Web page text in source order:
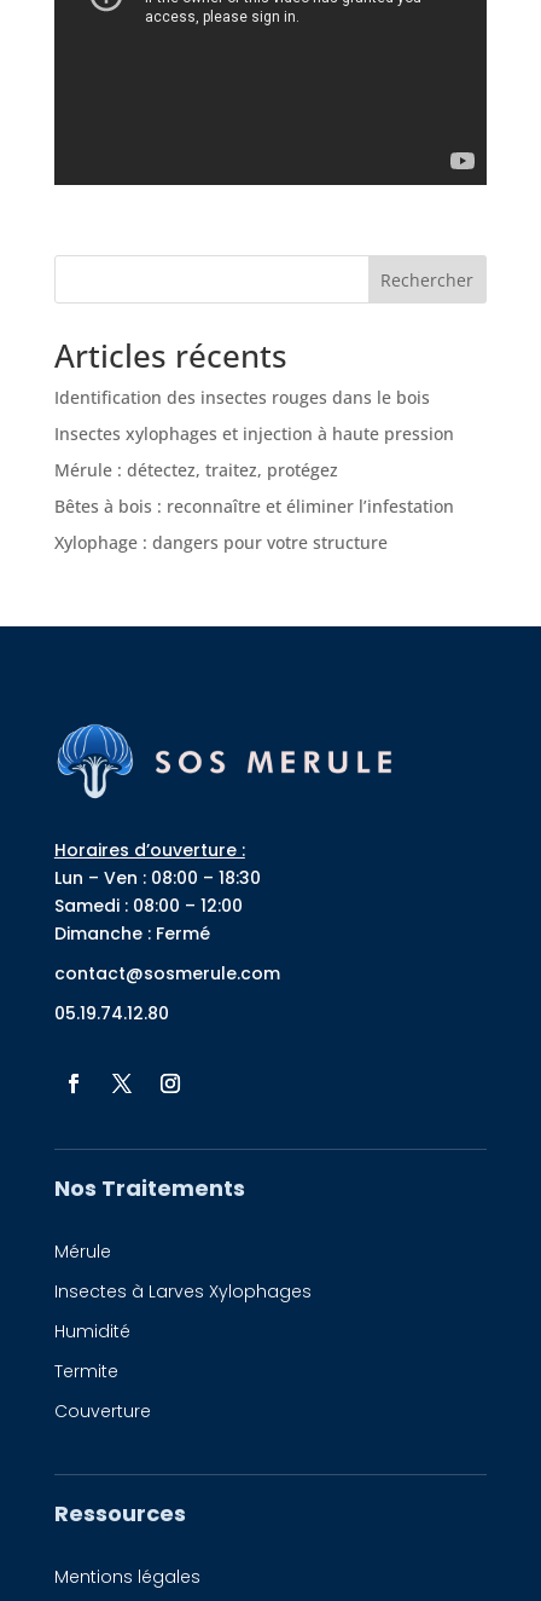
Rechercher
Articles récents
Identification des insectes rouges dans le bois
Insectes xylophages et injection à haute pression
Mérule : détectez, traitez, protégez
Bêtes à bois : reconnaître et éliminer l’infestation
Xylophage : dangers pour votre structure
Horaires d’ouverture :
Lun – Ven : 08:00 – 18:30
Samedi : 08:00 – 12:00
Dimanche : Fermé
contact@sosmerule.com
05.19.74.12.80
Nos Traitements
Mérule
Insectes à Larves Xylophages
Humidité
Termite
Couverture
Ressources
Mentions légales